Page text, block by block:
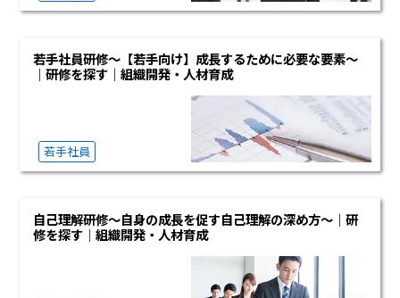
若手社員研修～【若手向け】成長するために必要な要素～
｜研修を探す｜組織開発・人材育成
若手社員
自己理解研修～自身の成長を促す自己理解の深め方～｜研
修を探す｜組織開発・人材育成